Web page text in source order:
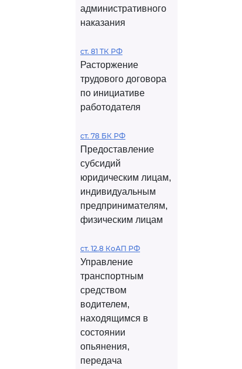
административного
наказания
ст. 81 ТК РФ
Расторжение
трудового договора
по инициативе
работодателя
ст. 78 БК РФ
Предоставление
субсидий
юридическим лицам,
индивидуальным
предпринимателям,
физическим лицам
ст. 12.8 КоАП РФ
Управление
транспортным
средством
водителем,
находящимся в
состоянии
опьянения,
передача